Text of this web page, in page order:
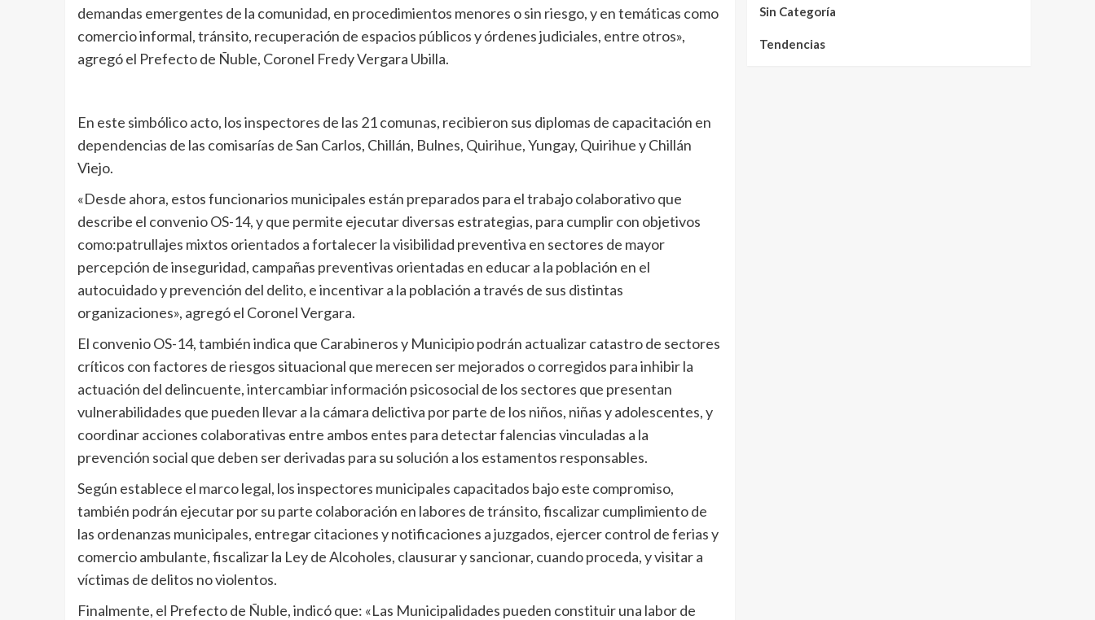
demandas emergentes de la comunidad, en procedimientos menores o sin riesgo, y en temáticas como
comercio informal, tránsito, recuperación de espacios públicos y órdenes judiciales, entre otros»,
agregó el Prefecto de Ñuble, Coronel Fredy Vergara Ubilla.
En este simbólico acto, los inspectores de las 21 comunas, recibieron sus diplomas de capacitación en
dependencias de las comisarías de San Carlos, Chillán, Bulnes, Quirihue, Yungay, Quirihue y Chillán
Viejo.
«Desde ahora, estos funcionarios municipales están preparados para el trabajo colaborativo que
describe el convenio OS-14, y que permite ejecutar diversas estrategias, para cumplir con objetivos
como:patrullajes mixtos orientados a fortalecer la visibilidad preventiva en sectores de mayor
percepción de inseguridad, campañas preventivas orientadas en educar a la población en el
autocuidado y prevención del delito, e incentivar a la población a través de sus distintas
organizaciones», agregó el Coronel Vergara.
El convenio OS-14, también indica que Carabineros y Municipio podrán actualizar catastro de sectores
críticos con factores de riesgos situacional que merecen ser mejorados o corregidos para inhibir la
actuación del delincuente, intercambiar información psicosocial de los sectores que presentan
vulnerabilidades que pueden llevar a la cámara delictiva por parte de los niños, niñas y adolescentes, y
coordinar acciones colaborativas entre ambos entes para detectar falencias vinculadas a la
prevención social que deben ser derivadas para su solución a los estamentos responsables.
Según establece el marco legal, los inspectores municipales capacitados bajo este compromiso,
también podrán ejecutar por su parte colaboración en labores de tránsito, fiscalizar cumplimiento de
las ordenanzas municipales, entregar citaciones y notificaciones a juzgados, ejercer control de ferias y
comercio ambulante, fiscalizar la Ley de Alcoholes, clausurar y sancionar, cuando proceda, y visitar a
víctimas de delitos no violentos.
Finalmente, el Prefecto de Ñuble, indicó que: «Las Municipalidades pueden constituir una labor de
Sin Categoría
Tendencias